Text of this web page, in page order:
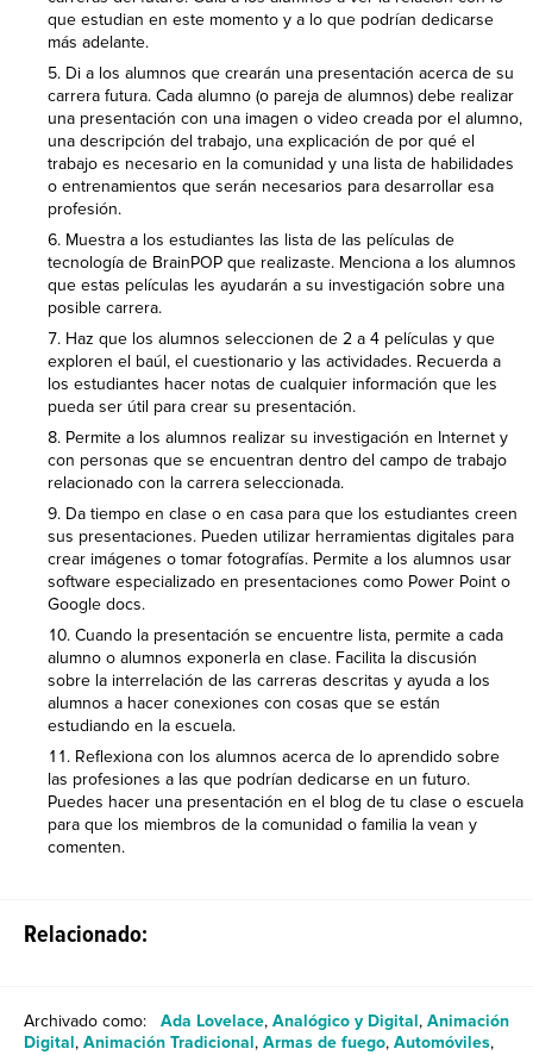
que estudian en este momento y a lo que podrían dedicarse
más adelante.
Di a los alumnos que crearán una presentación acerca de su
carrera futura. Cada alumno (o pareja de alumnos) debe realizar
una presentación con una imagen o video creada por el alumno,
una descripción del trabajo, una explicación de por qué el
trabajo es necesario en la comunidad y una lista de habilidades
o entrenamientos que serán necesarios para desarrollar esa
profesión.
Muestra a los estudiantes las lista de las películas de
tecnología de BrainPOP que realizaste. Menciona a los alumnos
que estas películas les ayudarán a su investigación sobre una
posible carrera.
Haz que los alumnos seleccionen de 2 a 4 películas y que
exploren el baúl, el cuestionario y las actividades. Recuerda a
los estudiantes hacer notas de cualquier información que les
pueda ser útil para crear su presentación.
Permite a los alumnos realizar su investigación en Internet y
con personas que se encuentran dentro del campo de trabajo
relacionado con la carrera seleccionada.
Da tiempo en clase o en casa para que los estudiantes creen
sus presentaciones. Pueden utilizar herramientas digitales para
crear imágenes o tomar fotografías. Permite a los alumnos usar
software especializado en presentaciones como Power Point o
Google docs.
Cuando la presentación se encuentre lista, permite a cada
alumno o alumnos exponerla en clase. Facilita la discusión
sobre la interrelación de las carreras descritas y ayuda a los
alumnos a hacer conexiones con cosas que se están
estudiando en la escuela.
Reflexiona con los alumnos acerca de lo aprendido sobre
las profesiones a las que podrían dedicarse en un futuro.
Puedes hacer una presentación en el blog de tu clase o escuela
para que los miembros de la comunidad o familia la vean y
comenten.
Relacionado:
Archivado como: Ada Lovelace, Analógico y Digital, Animación
Digital, Animación Tradicional, Armas de fuego, Automóviles,